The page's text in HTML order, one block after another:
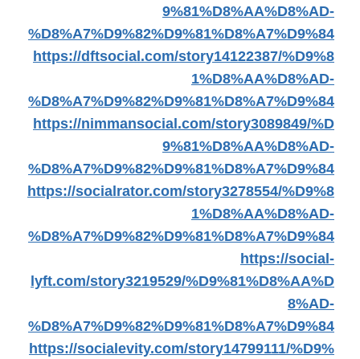
9%81%D8%AA%D8%AD-
%D8%A7%D9%82%D9%81%D8%A7%D9%84
https://dftsocial.com/story14122387/%D9%8
1%D8%AA%D8%AD-
%D8%A7%D9%82%D9%81%D8%A7%D9%84
https://nimmansocial.com/story3089849/%D
9%81%D8%AA%D8%AD-
%D8%A7%D9%82%D9%81%D8%A7%D9%84
https://socialrator.com/story3278554/%D9%8
1%D8%AA%D8%AD-
%D8%A7%D9%82%D9%81%D8%A7%D9%84
https://social-
lyft.com/story3219529/%D9%81%D8%AA%D
8%AD-
%D8%A7%D9%82%D9%81%D8%A7%D9%84
https://socialevity.com/story14799111/%D9%